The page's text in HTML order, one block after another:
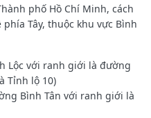
phố Hồ Chí Minh, cách
Tây, thuộc khu vực Bình
Lộc với ranh giới là đường
Tỉnh lộ 10)
Bình Tân với ranh giới là